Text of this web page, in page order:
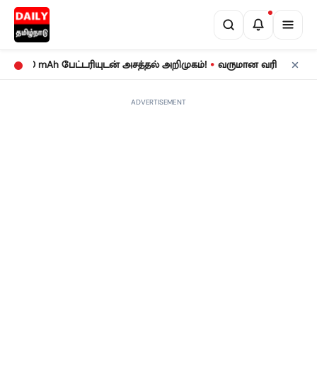
பேட்டரியுடன் அசத்தல் அறிமுகம்! • வருமான வரிக் கணக்குத்
ADVERTISEMENT